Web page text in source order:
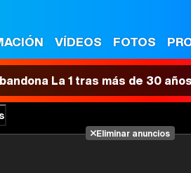
VÍDEOS FOTOS
La 1 tras más de 30 años
Eliminar anuncios